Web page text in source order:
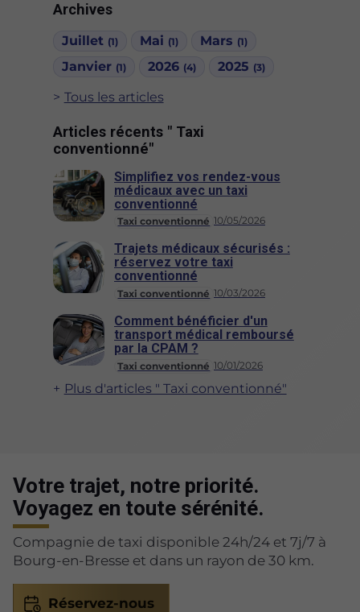
Archives
Juillet (1) Mai (1) Mars (1)
Janvier (1) 2026 (4) 2025 (3)
Tous les articles
Articles récents " Taxi
conventionné"
Taxi conventionné 10/05/2026
Simplifiez vos rendez-vous
médicaux avec un taxi
conventionné
Taxi conventionné 10/03/2026
Trajets médicaux sécurisés :
réservez votre taxi
conventionné
Taxi conventionné 10/01/2026
Comment bénéficier d'un
transport médical remboursé
par la CPAM ?
Plus d'articles " Taxi conventionné"
Votre trajet, notre priorité.
Voyagez en toute sérénité.
Compagnie de taxi disponible 24h/24 et 7j/7 à
Bourg-en-Bresse et dans un rayon de 30 km.
Réservez-nous